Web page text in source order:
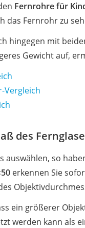
Fernrohre für
das Fernrohr zu
hingegen mit
Gewicht auf,
Vergleich
des
auswählen, so
erkennen Sie
ein größerer
werden kann als